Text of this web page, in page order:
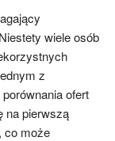
wiele osób
z
ofert
na pierwszą
co może